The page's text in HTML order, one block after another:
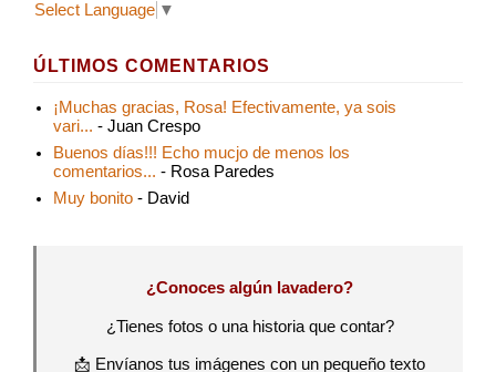
Select Language ▼
ÚLTIMOS COMENTARIOS
¡Muchas gracias, Rosa! Efectivamente, ya sois
vari... - Juan Crespo
Buenos días!!! Echo mucjo de menos los
comentarios... - Rosa Paredes
Muy bonito - David
¿Conoces algún lavadero?
¿Tienes fotos o una historia que contar?
📩 Envíanos tus imágenes con un pequeño texto